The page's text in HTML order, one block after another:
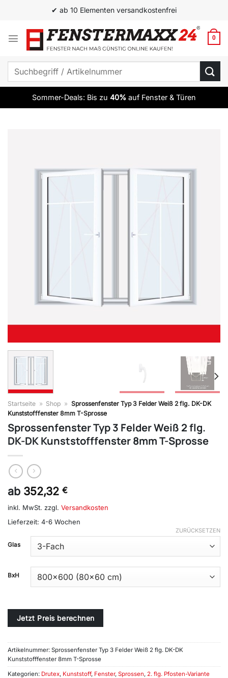
springen
✔ ab 10 Elementen versandkostenfrei
0
Suchen
Sommer-Deals: Bis zu 40% auf Fenster & Türen
Startseite » Shop » Sprossenfenster Typ 3 Felder Weiß 2 flg. DK-DK
Kunststofffenster 8mm T-Sprosse
Sprossenfenster Typ 3 Felder Weiß 2 flg.
DK-DK Kunststofffenster 8mm T-Sprosse
ab 352,32 €
inkl. MwSt. zzgl. Versandkosten
Lieferzeit: 4-6 Wochen
Glas
BxH
ZURÜCKSETZEN
Alternative:
Jetzt Preis berechnen
Artikelnummer: Sprossenfenster Typ 3 Felder Weiß 2 flg. DK-DK
Kunststofffenster 8mm T-Sprosse
Kategorien: Drutex, Kunststoff, Fenster, Sprossen, 2. flg. Pfosten-Variante